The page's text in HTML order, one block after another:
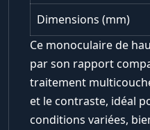
Dimensions (mm)
Ce monoculaire de
par son rapport
traitement
et le contraste, idéal
conditions variées,